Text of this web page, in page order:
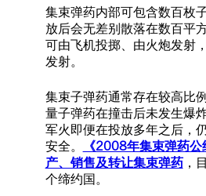
集束弹药内部可包含数百枚
放后会无差别散落在数百平
可由飞机投掷、由火炮发射
发射。
集束子弹药通常存在较高比
量子弹药在撞击后未发生爆
军火即便在投放多年之后，
安全。
《2008年集束弹药
产、销售及转让集束弹药，
个缔约国。